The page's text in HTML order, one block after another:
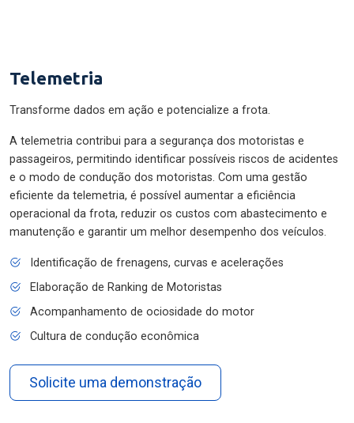
Telemetria
Transforme dados em ação e potencialize a frota.
A telemetria contribui para a segurança dos motoristas e
passageiros, permitindo identificar possíveis riscos de acidentes
e o modo de condução dos motoristas. Com uma gestão
eficiente da telemetria, é possível aumentar a eficiência
operacional da frota, reduzir os custos com abastecimento e
manutenção e garantir um melhor desempenho dos veículos.
Identificação de frenagens, curvas e acelerações
Elaboração de Ranking de Motoristas
Acompanhamento de ociosidade do motor
Cultura de condução econômica
Solicite uma demonstração